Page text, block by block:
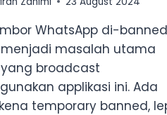
WhatsApp di-
masalah utama
broadcast
applikasi ini. Ada
temporary banned,